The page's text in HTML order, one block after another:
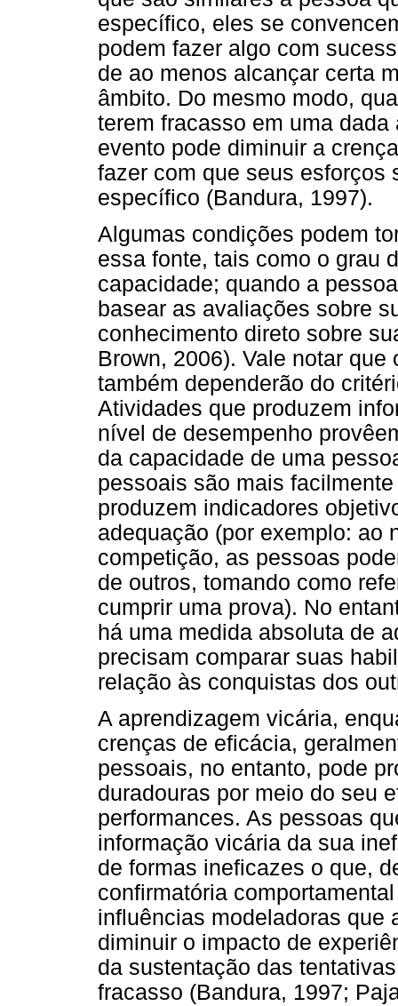
específico, eles se
podem fazer algo com
de ao menos alcançar certa
âmbito. Do mesmo modo,
terem fracasso em uma
evento pode diminuir a
fazer com que seus esforços
específico (Bandura, 1997).
Algumas condições podem
essa fonte, tais como o grau
capacidade; quando a
basear as avaliações sobre
conhecimento direto sobre
Brown, 2006). Vale notar
também dependerão do
Atividades que produzem
nível de desempenho
da capacidade de uma
pessoais são mais
produzem indicadores
adequação (por exemplo: ao
competição, as pessoas
de outros, tomando como
cumprir uma prova). No
há uma medida absoluta de
precisam comparar suas
relação às conquistas dos
A aprendizagem vicária,
crenças de eficácia,
pessoais, no entanto, pode
duradouras por meio do seu
performances. As pessoas
informação vicária da sua
de formas ineficazes o que,
confirmatória
influências modeladoras que
diminuir o impacto de
da sustentação das
fracasso (Bandura, 1997;